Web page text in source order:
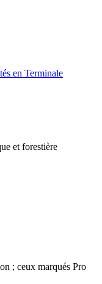
en Terminale
et forestière
; ceux marqués Pro